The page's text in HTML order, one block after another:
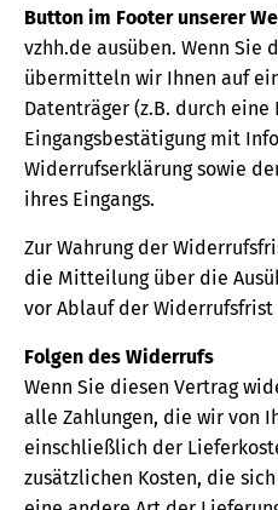
Button im Footer unserer
vzhh.de ausüben. Wenn Sie
übermitteln wir Ihnen auf
Datenträger (z.B. durch
Eingangsbestätigung mit
Widerrufserklärung sowie
ihres Eingangs.
Zur Wahrung der
die Mitteilung über die
vor Ablauf der Widerrufsfrist
Folgen des Widerrufs
Wenn Sie diesen Vertrag
alle Zahlungen, die wir von
einschließlich der
zusätzlichen Kosten, die